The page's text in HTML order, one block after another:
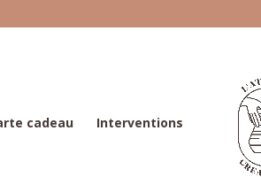
cadeau Interventions